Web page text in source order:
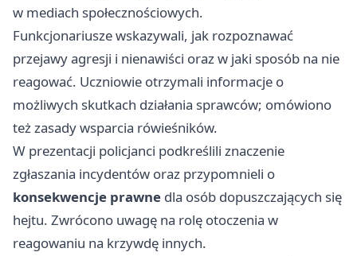
w mediach społecznościowych.
Funkcjonariusze wskazywali, jak rozpoznawać
przejawy agresji i nienawiści oraz w jaki sposób na nie
reagować. Uczniowie otrzymali informacje o
możliwych skutkach działania sprawców; omówiono
też zasady wsparcia rówieśników.
W prezentacji policjanci podkreślili znaczenie
zgłaszania incydentów oraz przypomnieli o
konsekwencje prawne dla osób dopuszczających się
hejtu. Zwrócono uwagę na rolę otoczenia w
reagowaniu na krzywdę innych.